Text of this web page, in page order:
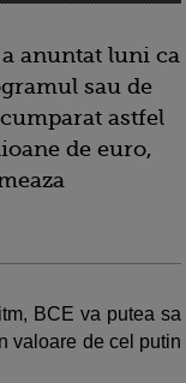
a anuntat luni ca
sau de
astfel
de euro,
BCE va putea sa
valoare de cel putin